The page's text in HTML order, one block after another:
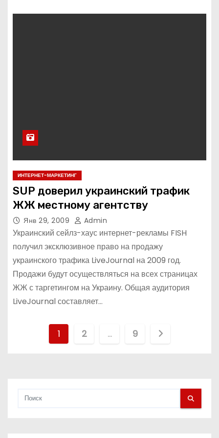
ИНТЕРНЕТ-МАРКЕТИНГ
SUP доверил украинский трафик
ЖЖ местному агентству
Янв 29, 2009 Admin
Украинский сейлз-хаус интернет-рекламы FISH
получил эксклюзивное право на продажу
украинского трафика LiveJournal на 2009 год.
Продажи будут осуществляться на всех страницах
ЖЖ с таргетингом на Украину. Общая аудитория
LiveJournal составляет…
1 2 … 9